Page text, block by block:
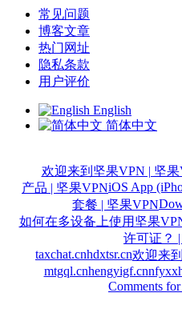
常见问题
博客文章
热门网址
隐私条款
用户评价
English
简体中文
欢迎来到坚果VPN | 坚果
产品 | 坚果VPNiOS App
套餐 | 坚果VPN
如何在多设备上使用坚果
许可证？
taxchat.cnhdxtsr.cn欢迎来
mtgql.cnhengyigf.cn
Comments